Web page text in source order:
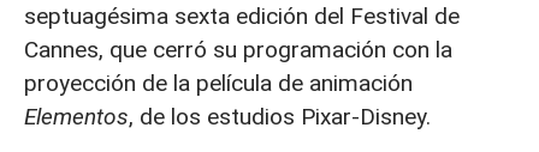
septuagésima sexta edición del Festival de
Cannes, que cerró su programación con la
proyección de la película de animación
Elementos, de los estudios Pixar-Disney.